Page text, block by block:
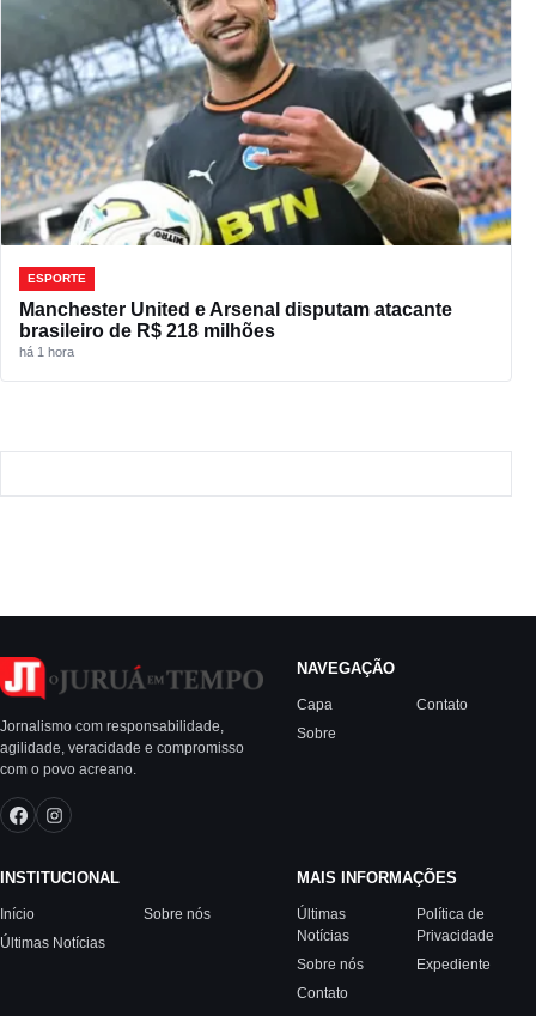
ESPORTE
Manchester United e Arsenal disputam atacante
brasileiro de R$ 218 milhões
há 1 hora
Jornalismo com responsabilidade,
agilidade, veracidade e compromisso
com o povo acreano.
NAVEGAÇÃO
Capa
Sobre
Contato
INSTITUCIONAL
Início
Últimas Notícias
Sobre nós
MAIS INFORMAÇÕES
Últimas
Notícias
Sobre nós
Contato
Política de
Privacidade
Expediente